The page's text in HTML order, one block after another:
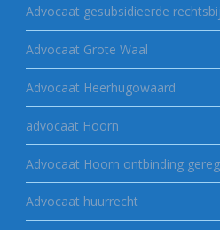
Advocaat gesubsidieerde
Advocaat Grote Waal
Advocaat Heerhugowaard
advocaat Hoorn
Advocaat Hoorn ontbinding
Advocaat huurrecht